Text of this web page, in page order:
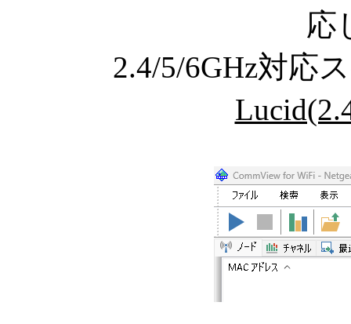
応
2.4/5/6GHz対応